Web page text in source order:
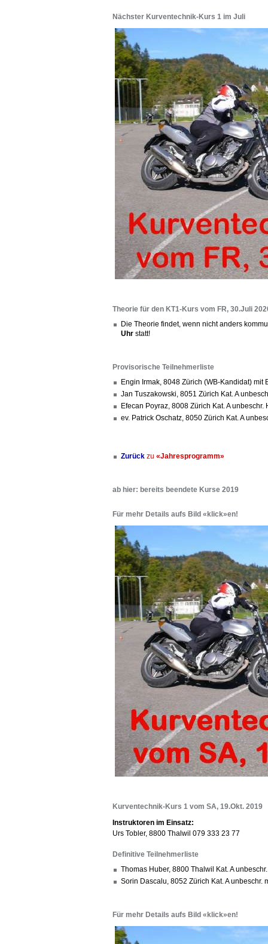
Nächster Kurventechnik-Kurs 1 im Juli
Theorie für den KT1-Kurs vom FR, 30.Juli
Die Theorie findet, wenn nicht anders
Uhr statt!
Provisorische Teilnehmerliste
Engin Irmak, 8048 Zürich (WB-Kandidat) mit
Jan Tuszakowski, 8051 Zürich Kat. A
Efecan Poyraz, 8008 Zürich Kat. A unbeschr.
ev. Patrick Oschatz, 8050 Zürich Kat. A
Zurück zu «Jahresprogramm»
ab hier: bereits beendete Kurse 2019
Für mehr Details aufs Bild «klick»en!
Kurventechnik-Kurs 1 vom SA, 19.Okt. 2019
Instruktoren im Einsatz:
Urs Tobler, 8800 Thalwil 079 333 23 77
Definitive Teilnehmerliste
Thomas Huber, 8800 Thalwil Kat. A
Sorin Dascalu, 8052 Zürich Kat. A unbeschr.
Für mehr Details aufs Bild «klick»en!